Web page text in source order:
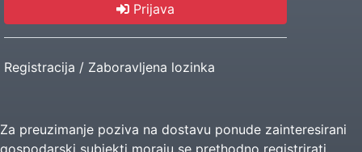
Prijava
Registracija / Zaboravljena lozinka
Za preuzimanje poziva na dostavu ponude zainteresirani
gospodarski subjekti moraju se prethodno registrirati.